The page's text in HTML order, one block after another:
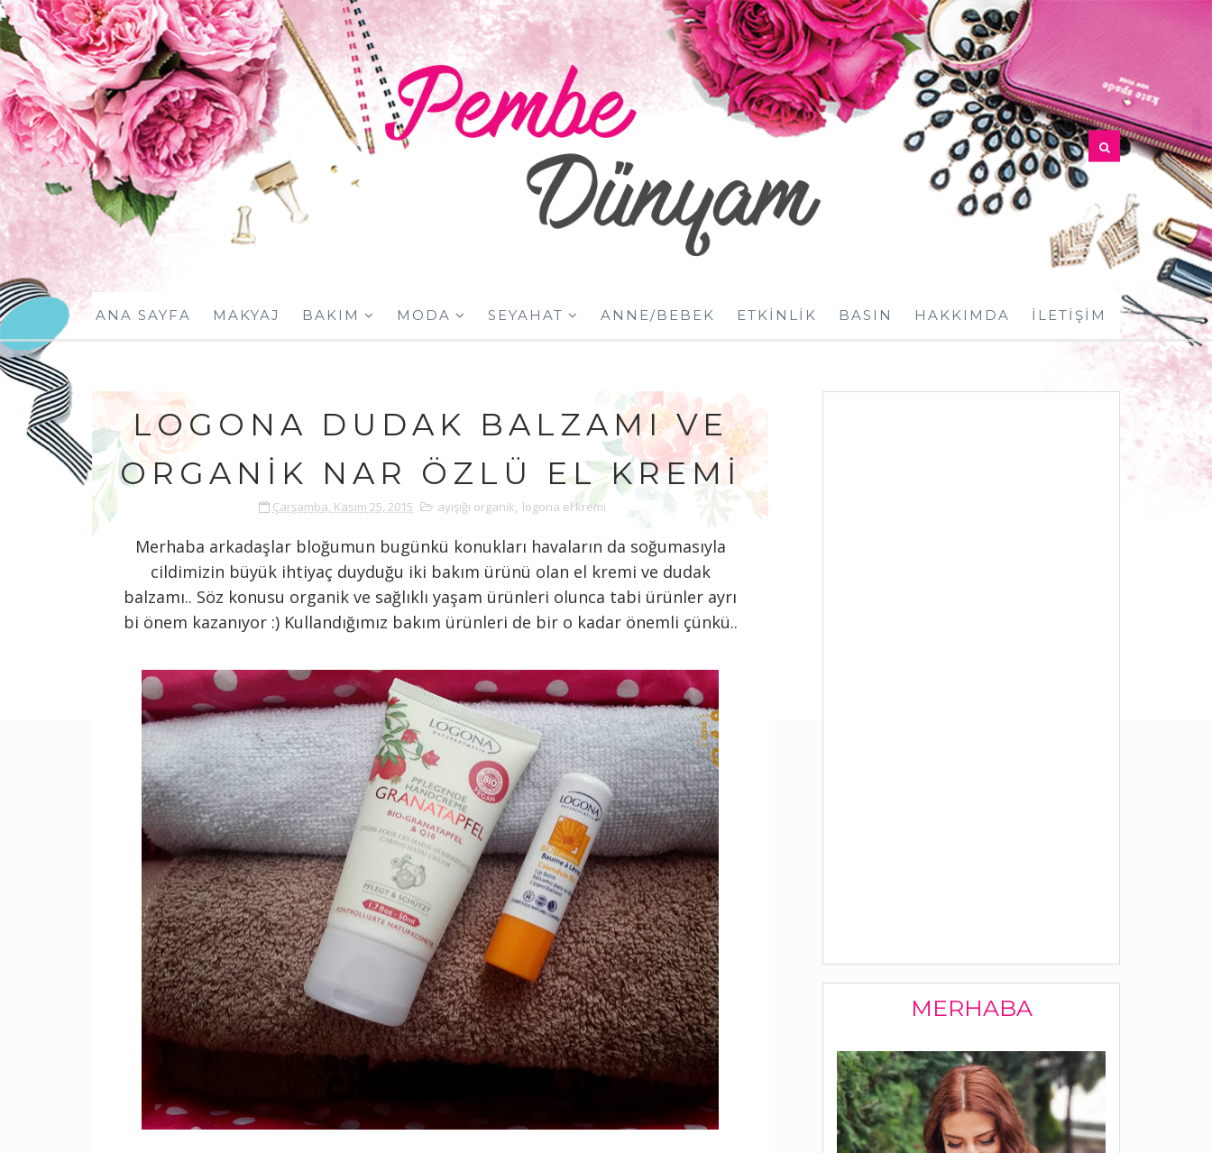
ANA SAYFA MAKYAJ BAKIM MODA SEYAHAT ANNE/BEBEK ETKINLIK BASIN HAKKIMDA İLETIŞIM
LOGONA DUDAK BALZAMI VE
ORGANIK NAR ÖZLÜ EL KREMI
Çarşamba, Kasım 25, 2015 ayışığı organik, logona el kremi
Merhaba arkadaşlar bloğumun bugünkü konukları havaların da soğumasıyla
cildimizin büyük ihtiyaç duyduğu iki bakım ürünü olan el kremi ve dudak
balzamı.. Söz konusu organik ve sağlıklı yaşam ürünleri olunca tabi ürünler ayrı
bi önem kazanıyor :) Kullandığımız bakım ürünleri de bir o kadar önemli çünkü..
MERHABA